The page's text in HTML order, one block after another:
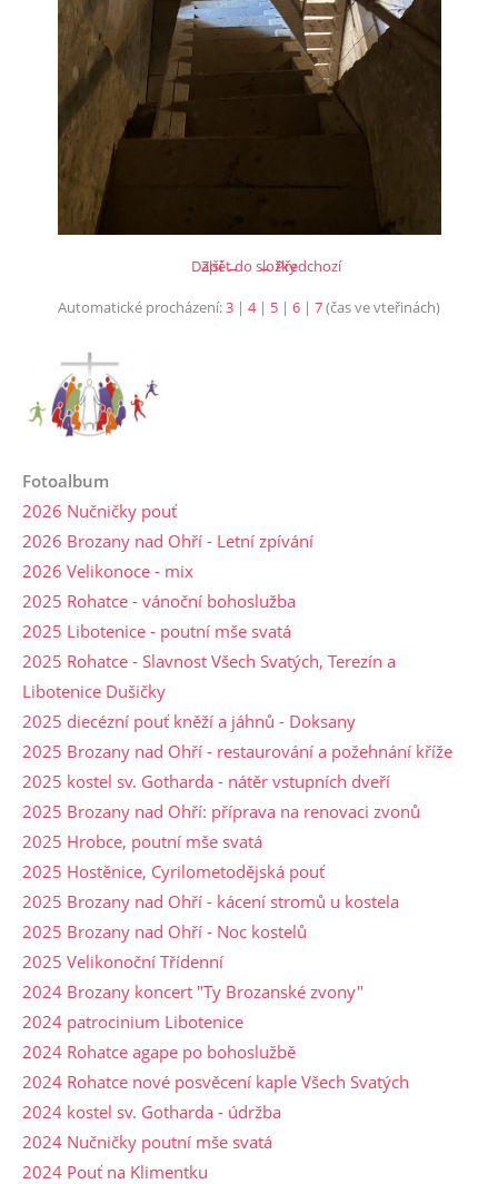
← Předchozí
Další →
Zpět do složky
Automatické procházení:3 | 4| 5 | 6 | 7(čas ve vteřinách)
Fotoalbum
2026 Nučničky pouť
2026 Brozany nad Ohří - Letní zpívání
2026 Velikonoce - mix
2025 Rohatce - vánoční bohoslužba
2025 Libotenice - poutní mše svatá
2025 Rohatce - Slavnost Všech Svatých, Terezín a
Libotenice Dušičky
2025 diecézní pouť kněží a jáhnů - Doksany
2025 Brozany nad Ohří - restaurování a požehnání kříže
2025 kostel sv. Gotharda - nátěr vstupních dveří
2025 Brozany nad Ohří: příprava na renovaci zvonů
2025 Hrobce, poutní mše svatá
2025 Hostěnice, Cyrilometodějská pouť
2025 Brozany nad Ohří - kácení stromů u kostela
2025 Brozany nad Ohří - Noc kostelů
2025 Velikonoční Třídenní
2024 Brozany koncert "Ty Brozanské zvony"
2024 patrocinium Libotenice
2024 Rohatce agape po bohoslužbě
2024 Rohatce nové posvěcení kaple Všech Svatých
2024 kostel sv. Gotharda - údržba
2024 Nučničky poutní mše svatá
2024 Pouť na Klimentku